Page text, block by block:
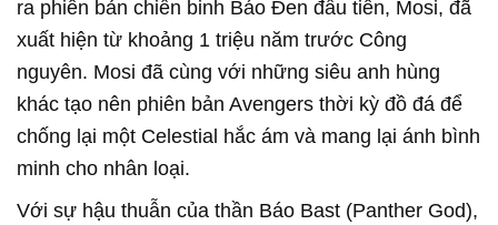
ra phiên bản chiến binh Báo Đen đầu tiên, Mosi, đã
xuất hiện từ khoảng 1 triệu năm trước Công
nguyên. Mosi đã cùng với những siêu anh hùng
khác tạo nên phiên bản Avengers thời kỳ đồ đá để
chống lại một Celestial hắc ám và mang lại ánh bình
minh cho nhân loại.
Với sự hậu thuẫn của thần Báo Bast (Panther God),